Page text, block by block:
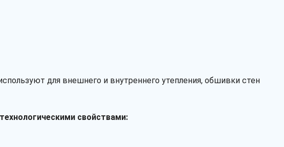
первичное
для внешнего и внутреннего утепления, обшивки стен
свойствами: